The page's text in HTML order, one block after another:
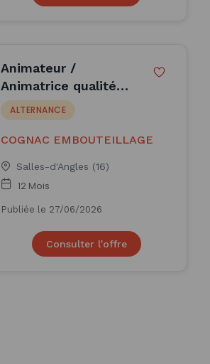
Animateur /
Animatrice qualité
industrie (H/F)
ALTERNANCE
COGNAC EMBOUTEILLAGE
Salles-d'Angles (16)
12 Mois
Publiée le 27/06/2026
Consulter l'offre